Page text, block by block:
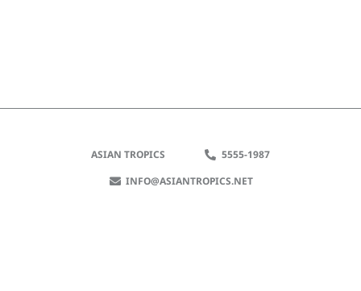
ASIAN TROPICS
5555-1987
INFO@ASIANTROPICS.NET